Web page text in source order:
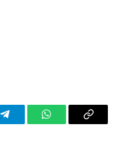
TelegramWhatsAppCopy